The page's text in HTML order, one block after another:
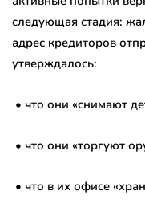
следующая стадия:
адрес кредиторов
утверждалось:
• что они «снимают
• что они «торгуют
• что в их офисе